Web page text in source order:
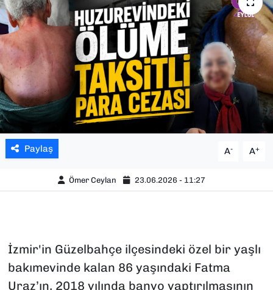
Paylaş A- A+
Ömer Ceylan 23.06.2026 - 11:27
İzmir'in Güzelbahçe ilçesindeki özel bir yaşlı
bakımevinde kalan 86 yaşındaki Fatma
Uraz’ın, 2018 yılında banyo yaptırılmasının
YEREL YÖNETİMLER